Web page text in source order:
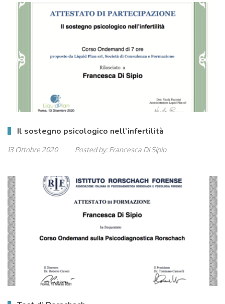
Il sostegno psicologico nell’infertilità
13 Ottobre 2020 Posted by: Francesca Di Sipio